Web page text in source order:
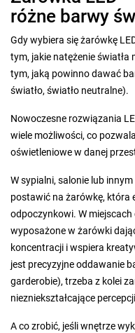
różne barwy
Gdy wybiera się żarówkę
tym, jakie natężenie
tym, jaką powinno dawać
światło, światło neutralne).
Nowoczesne rozwiązania
wiele możliwości, co
oświetleniowe w danej
W sypialni, salonie lub
postawić na żarówkę, która
odpoczynkowi. W
wyposażone w żarówki
koncentracji i wspiera
jest precyzyjne oddawanie
garderobie), trzeba z kolei
niezniekształcające
A co zrobić, jeśli wnętrze